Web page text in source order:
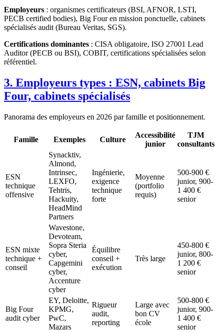
Employeurs : organismes certificateurs (BSI, AFNOR, LSTI,
PECB certified bodies), Big Four en mission ponctuelle, cabinets
spécialisés audit (Bureau Veritas, SGS).
Certifications dominantes : CISA obligatoire, ISO 27001 Lead
Auditor (PECB ou BSI), COBIT, certifications spécialisées selon
référentiel.
3. Employeurs types : ESN, cabinets Big
Four, cabinets spécialisés
Panorama des employeurs en 2026 par famille et positionnement.
Famille Exemples Culture
Accessibilité
junior
TJM
consultants
ESN
technique
offensive
Synacktiv,
Almond,
Intrinsec,
LEXFO,
Tehtris,
Hackuity,
HeadMind
Partners
Ingénierie,
exigence
technique
forte
Moyenne
(portfolio
requis)
500-900 €
junior, 900-
1 400 €
senior
ESN mixte
technique +
conseil
Wavestone,
Devoteam,
Sopra Steria
cyber,
Capgemini
cyber,
Accenture
cyber
Équilibre
conseil +
exécution
Très large
450-800 €
junior, 800-
1 200 €
senior
Big Four
audit cyber
EY, Deloitte,
KPMG,
PwC,
Mazars
Rigueur
audit,
reporting
Large avec
bon CV
école
500-800 €
junior, 900-
1 400 €
senior